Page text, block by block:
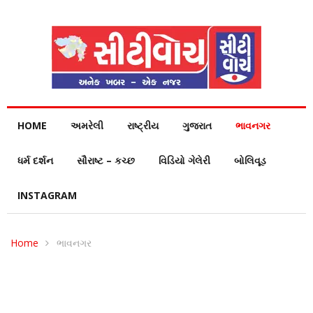
HOME અમરેલી રાષ્ટ્રીય ગુજરાત ભાવનગર
ધર્મ દર્શન સૌરાષ્ટ – કચ્છ વિડિયો ગેલેરી બોલિવૂડ
INSTAGRAM
Home ભાવનગર